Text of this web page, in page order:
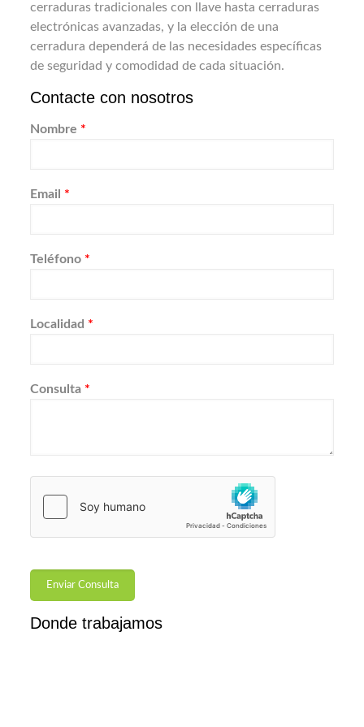
cerraduras tradicionales con llave hasta cerraduras
electrónicas avanzadas, y la elección de una
cerradura dependerá de las necesidades específicas
de seguridad y comodidad de cada situación.
Contacte con nosotros
Nombre *
Email *
Teléfono *
Localidad *
Consulta *
Donde trabajamos